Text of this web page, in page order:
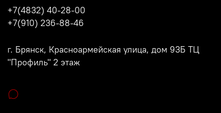
+7(4832) 40-28-00
+7(910) 236-88-46
г. Брянск, Красноармейская улица, дом 93Б ТЦ
"Профиль" 2 этаж